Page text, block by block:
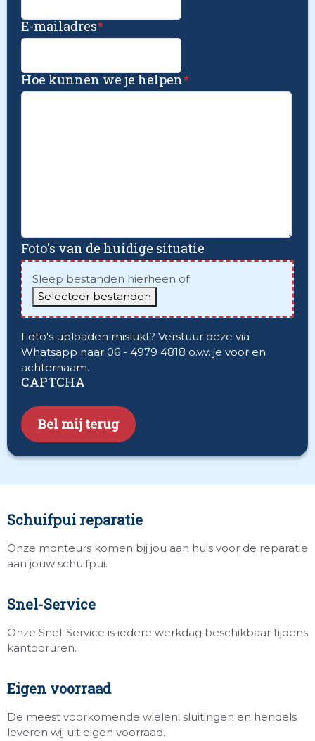
E-mailadres*
Hoe kunnen we je helpen*
Foto's van de huidige situatie
Sleep bestanden hierheen of
Selecteer bestanden
Foto's uploaden mislukt? Verstuur deze via
Whatsapp naar 06 - 4979 4818 o.v.v. je voor en
achternaam.
CAPTCHA
Schuifpui reparatie
Onze monteurs komen bij jou aan huis voor de reparatie
aan jouw schuifpui.
Snel-Service
Onze Snel-Service is iedere werkdag beschikbaar tijdens
kantooruren.
Eigen voorraad
De meest voorkomende wielen, sluitingen en hendels
leveren wij uit eigen voorraad.